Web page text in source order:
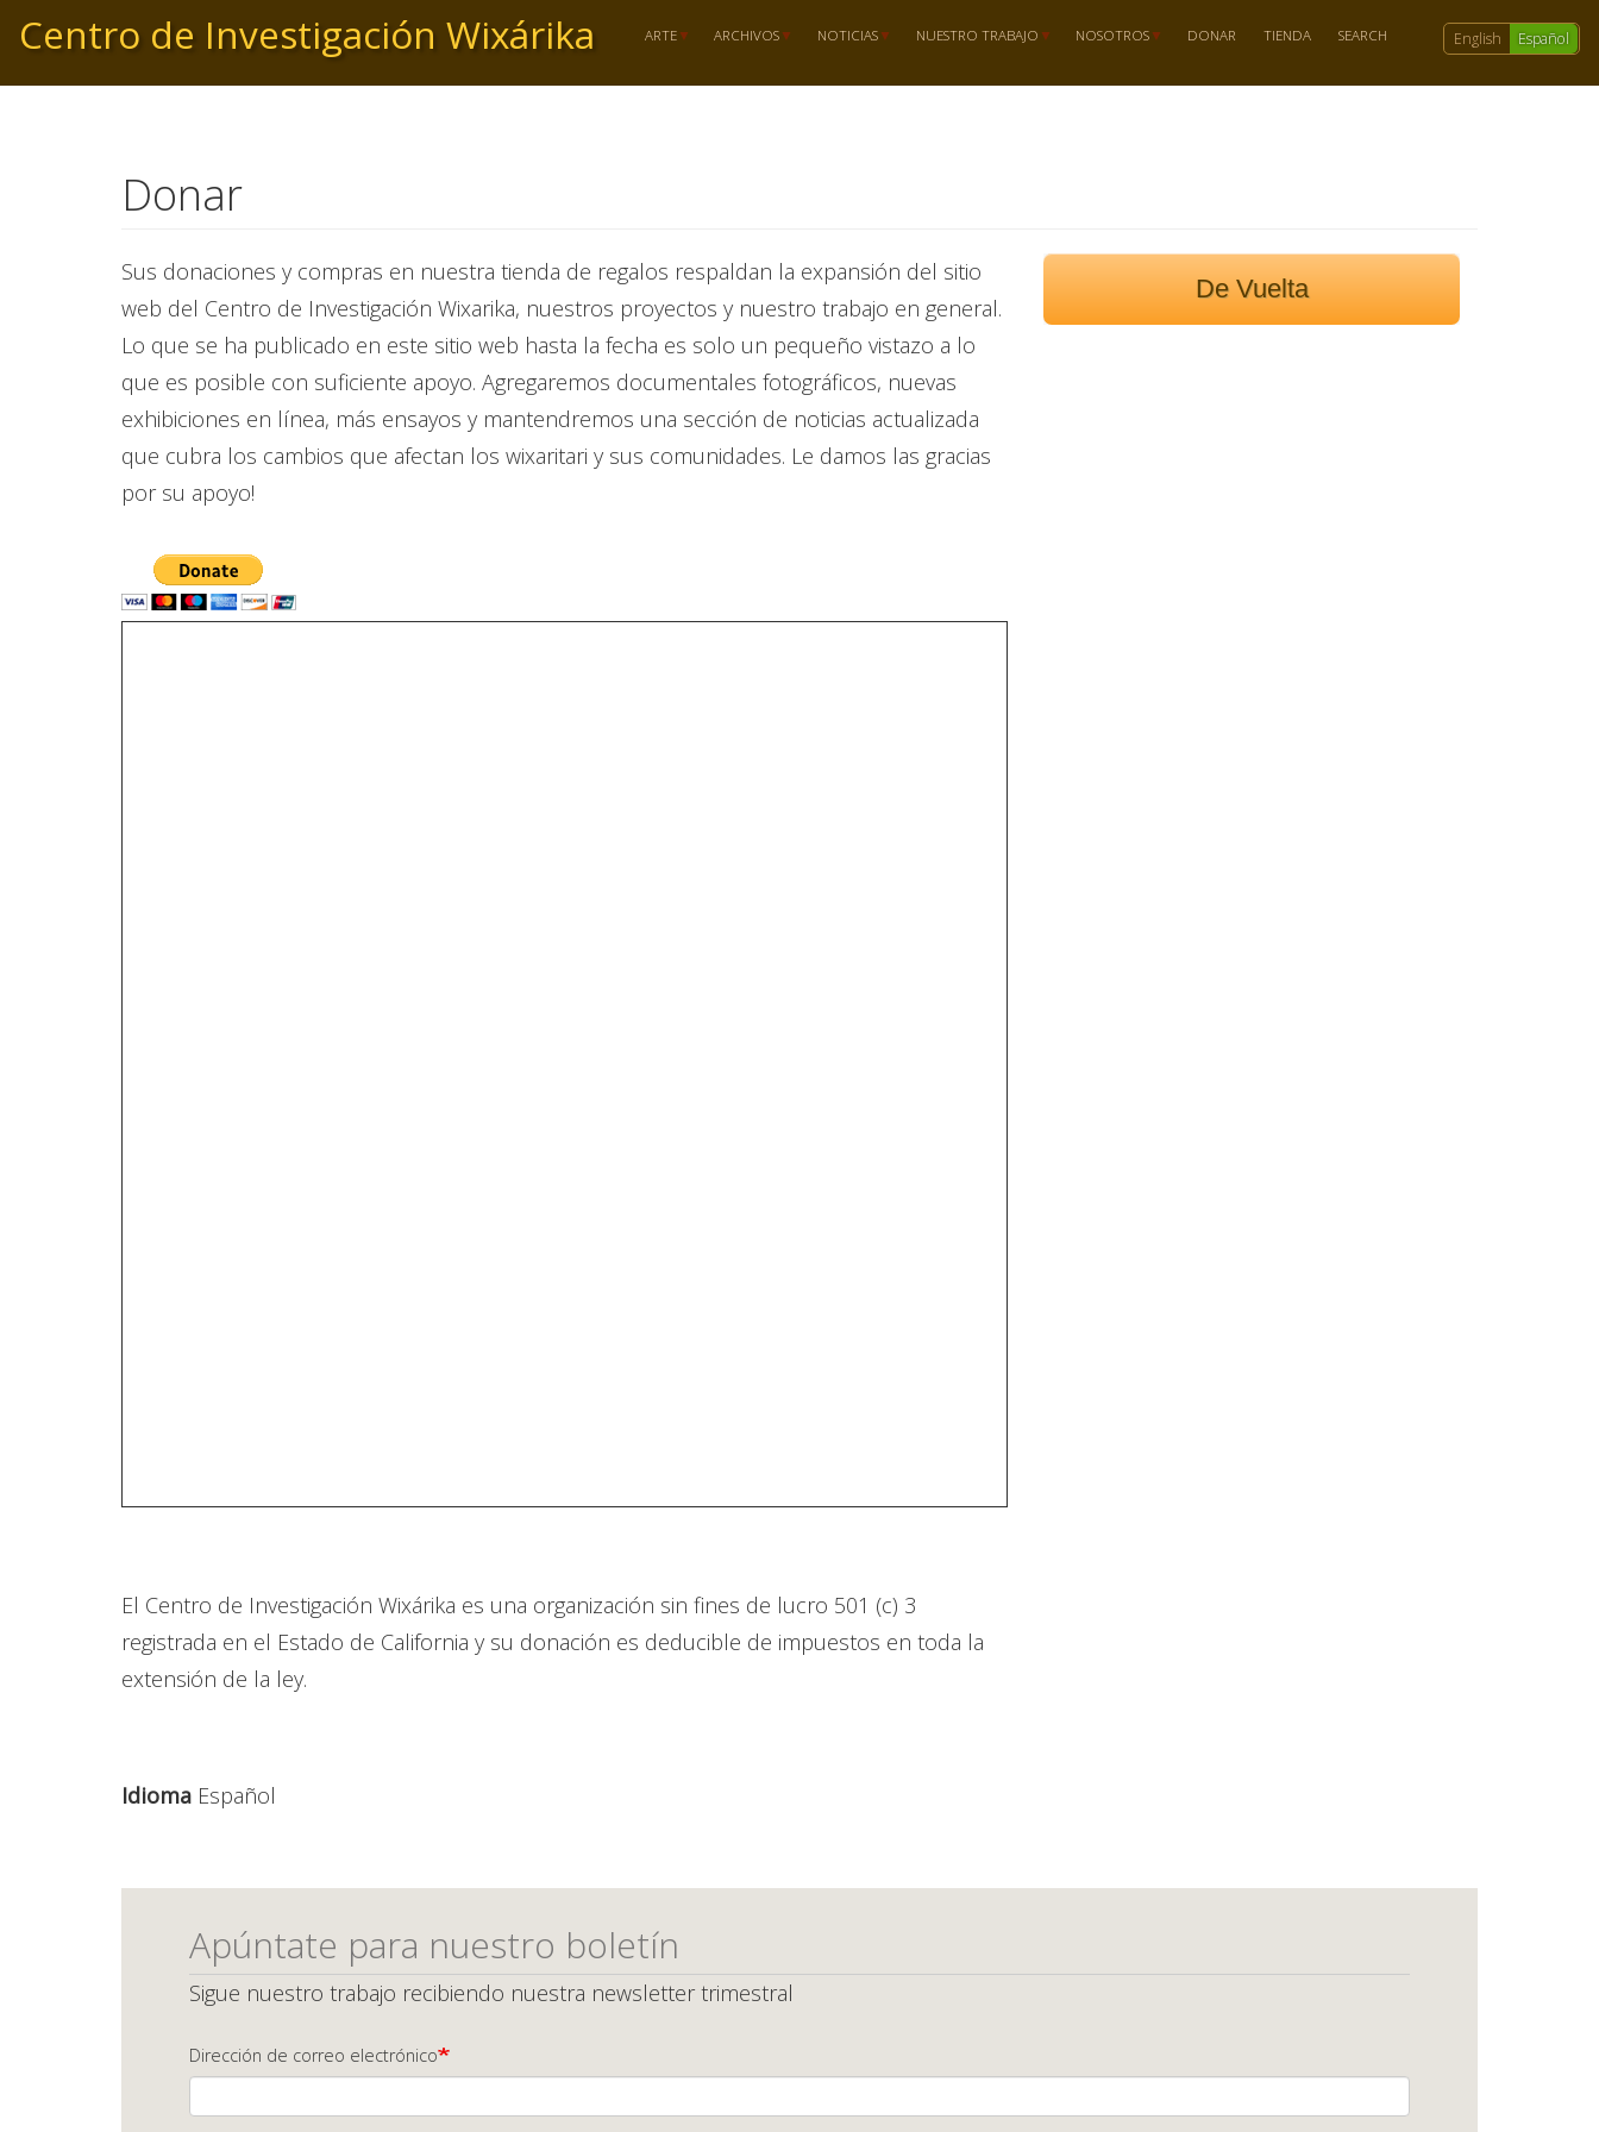
contenido
principal
Centro de Investigación Wixárika ARTE ARCHIVOS NOTICIAS NUESTRO TRABAJO NOSOTROS DONAR TIENDA SEARCH English Español
Donar
Sus donaciones y compras en nuestra tienda de regalos respaldan la expansión del sitio
web del Centro de Investigación Wixarika, nuestros proyectos y nuestro trabajo en general.
Lo que se ha publicado en este sitio web hasta la fecha es solo un pequeño vistazo a lo
que es posible con suficiente apoyo. Agregaremos documentales fotográficos, nuevas
exhibiciones en línea, más ensayos y mantendremos una sección de noticias actualizada
que cubra los cambios que afectan los wixaritari y sus comunidades. Le damos las gracias
por su apoyo!
El Centro de Investigación Wixárika es una organización sin fines de lucro 501 (c) 3
registrada en el Estado de California y su donación es deducible de impuestos en toda la
extensión de la ley.
Idioma Español
De Vuelta
Apúntate para nuestro boletín
Sigue nuestro trabajo recibiendo nuestra newsletter trimestral
Dirección de correo electrónico